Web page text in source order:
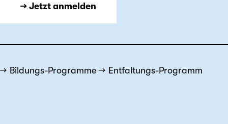
→ Jetzt anmelden
Bildungs-Programme Entfaltungs-Programm